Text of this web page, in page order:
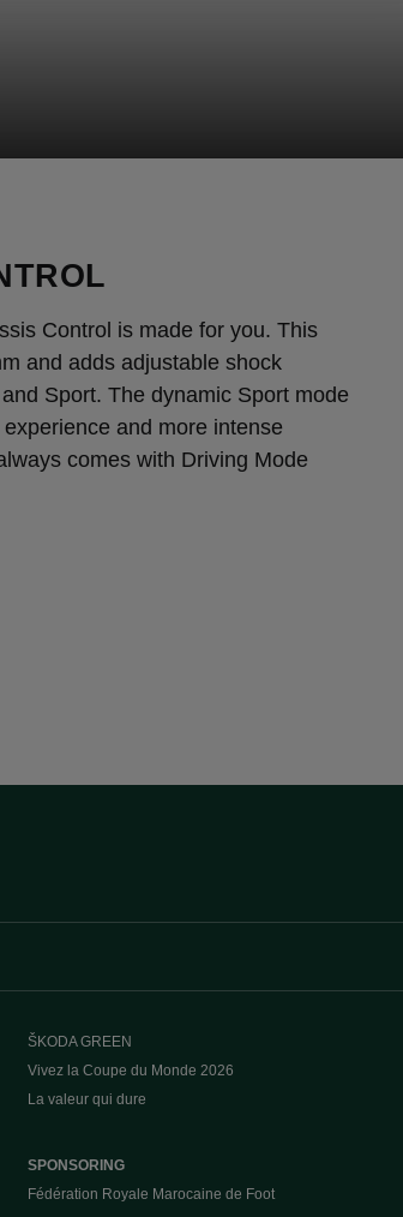
Control is made for you. This
and adds adjustable shock
Sport. The dynamic Sport mode
and more intense
comes with Driving Mode
ŠKODA GREEN
Vivez la Coupe du Monde 2026
La valeur qui dure
SPONSORING
Fédération Royale Marocaine de Foot